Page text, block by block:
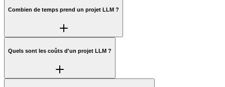
Combien de temps prend un projet LLM ?
Quels sont les coûts d'un projet LLM ?